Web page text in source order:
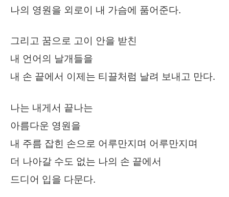
나의 영원을 외로이 내 가슴에 품어준다.
그리고 꿈으로 고이 안을 받친
내 언어의 날개들을
내 손 끝에서 이제는 티끌처럼 날려 보내고 만다.
나는 내게서 끝나는
아름다운 영원을
내 주름 잡힌 손으로 어루만지며 어루만지며
더 나아갈 수도 없는 나의 손 끝에서
드디어 입을 다문다.